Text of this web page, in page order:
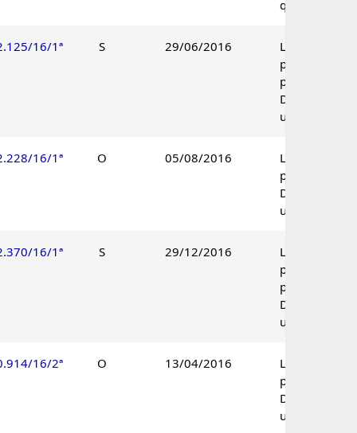
qualidade.
16/1ª S 29/06/2016
Lançamento
parcialmente
procedente.
Decisão
unânime.
16/1ª O 05/08/2016
Lançamento
procedente.
Decisão
unânime.
16/1ª S 29/12/2016
Lançamento
parcialmente
procedente.
Decisão
unânime.
16/2ª O 13/04/2016
Lançamento
procedente.
Decisão
unânime.